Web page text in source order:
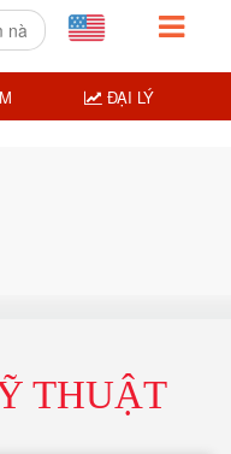
THUẬT
ĐẠI LÝ